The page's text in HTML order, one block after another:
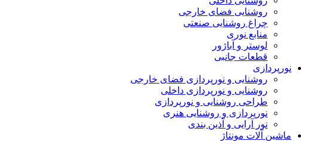
روشنایی فضای خارجی
چراغ روشنایی صنعتی
منابع نوری
لوستر و آباژور
قطعات جانبی
نورپردازی
روشنایی و نورپردازی فضای خارجی
روشنایی و نورپردازی داخلی
طراحی روشنایی و نورپردازی
نورپردازی و روشنایی هنری
نور آرایی و آذین بندی
ماشین آلات مونتاژ